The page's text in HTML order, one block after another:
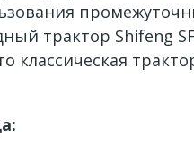
трактор Shifeng
классическая